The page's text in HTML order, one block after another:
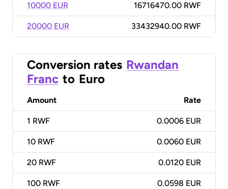
10000 EUR 16716470.00 RWF
20000 EUR 33432940.00 RWF
Conversion rates Rwandan
Franc to Euro
Amount Rate
1 RWF 0.0006 EUR
10 RWF 0.0060 EUR
20 RWF 0.0120 EUR
100 RWF 0.0598 EUR